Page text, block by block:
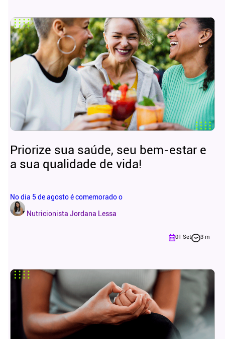
Priorize sua saúde, seu bem-estar e
a sua qualidade de vida!
No dia 5 de agosto é comemorado o
Nutricionista Jordana Lessa
01 Set 3 m